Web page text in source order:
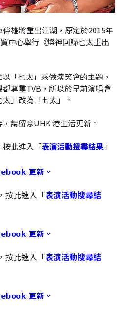
雄將重出江湖，原定於2015年
中心舉行《燦神回歸乜太重出
「乜太」來做演笑會的主題，
尊重TVB，所以於早前演唱會
」改為「七太」。
，請留意UHK 港生活更新。
此進入「表演活動搜尋結果」
更新。
按此進入「表演活動搜尋結
更新。
按此進入「表演活動搜尋結
更新。